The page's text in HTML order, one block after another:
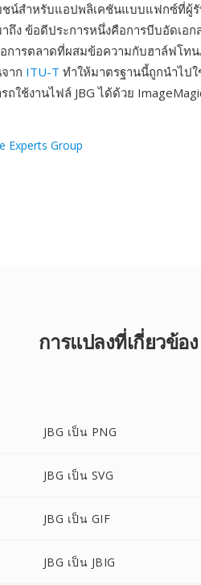
ชน์สำหรับแอปพลิเคชันแบบแฟกซ์ที่ผู้
ถึง ข้อดีประการหนึ่งคือการบีบอัดเ
การตลาดที่ผสมข้อความกับฮาล์ฟโท
าก ITU-T ทำให้มาตรฐานนี้ถูกนำไป
ถใช้งานไฟล์ JBG ได้ด้วย
Experts Group
การแปลงที่เกี่ยวข้อง
JBG เป็น PNG
JBG เป็น SVG
JBG เป็น GIF
JBG เป็น JBIG